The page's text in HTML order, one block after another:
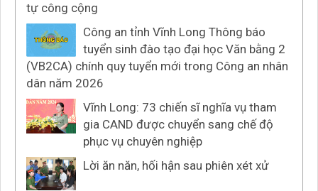
tự công cộng
Công an tỉnh Vĩnh Long Thông báo
tuyển sinh đào tạo đại học Văn bằng 2
(VB2CA) chính quy tuyển mới trong Công an nhân
dân năm 2026
Vĩnh Long: 73 chiến sĩ nghĩa vụ tham
gia CAND được chuyển sang chế độ
phục vụ chuyên nghiệp
Lời ăn năn, hối hận sau phiên xét xử